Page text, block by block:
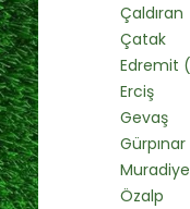
Çaldıran
Çatak
Edremit
Erciş
Gevaş
Gürpınar
Muradiye
Özalp